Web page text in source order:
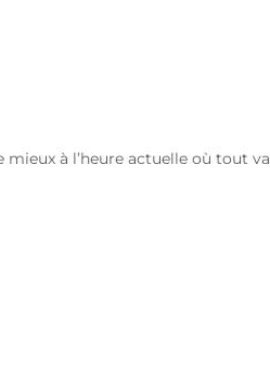
à l’heure actuelle où tout va